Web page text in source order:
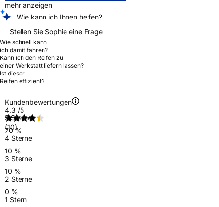
mehr anzeigen
Wie kann ich Ihnen helfen?
Stellen Sie Sophie eine Frage
Wie schnell kann
ich damit fahren?
Kann ich den Reifen zu
einer Werkstatt liefern lassen?
Ist dieser
Reifen effizient?
Kundenbewertungen
4,3 /5
(10)
5 Sterne
70 %
4 Sterne
10 %
3 Sterne
10 %
2 Sterne
0 %
1 Stern